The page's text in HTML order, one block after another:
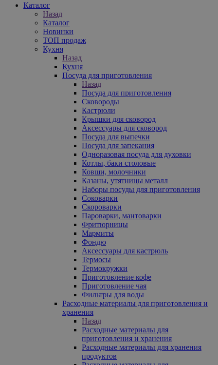
Каталог
Назад
Каталог
Новинки
ТОП продаж
Кухня
Назад
Кухня
Посуда для приготовления
Назад
Посуда для приготовления
Сковороды
Кастрюли
Крышки для сковород
Аксессуары для сковород
Посуда для выпечки
Посуда для запекания
Одноразовая посуда для духовки
Котлы, баки столовые
Ковши, молочники
Казаны, утятницы металл
Наборы посуды для приготовления
Соковарки
Скороварки
Пароварки, мантоварки
Фритюрницы
Мармиты
Фондю
Аксессуары для кастрюль
Термосы
Термокружки
Приготовление кофе
Приготовление чая
Фильтры для воды
Расходные материалы для приготовления и
хранения
Назад
Расходные материалы для
приготовления и хранения
Расходные материалы для хранения
продуктов